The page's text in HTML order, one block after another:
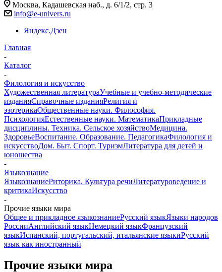
Москва, Кадашевская наб., д. 6/1/2, стр. 3
info@e-univers.ru
Яндекс.Дзен
Главная
-
Каталог
-
Филология и искусство
Художественная литератураУчебные и учебно-методические
изданияСправочные изданияРелигия и
эзотерикаОбщественные науки. Философия.
ПсихологияЕстественные науки. МатематикаПрикладные
дисциплины. Техника. Сельское хозяйствоМедицина.
ЗдоровьеВоспитание. Образование. ПедагогикаФилология и
искусствоДом. Быт. Спорт. ТуризмЛитература для детей и
юношества
-
Языкознание
ЯзыкознаниеРиторика. Культура речиЛитературоведение и
критикаИскусство
-
Прочие языки мира
Общее и прикладное языкознаниеРусский языкЯзыки народов
РоссииАнглийский языкНемецкий языкФранцузский
языкИспанский, португальский, итальянские языкиРусский
язык как иностранный
Прочие языки мира